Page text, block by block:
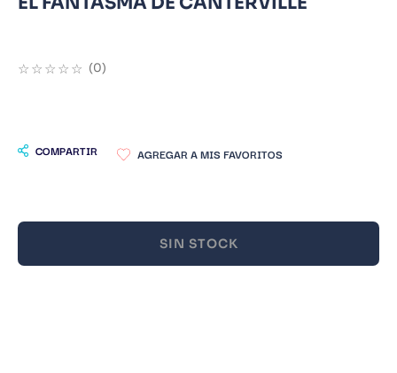
☆☆☆☆☆ (0)
COMPARTIR
SIN STOCK